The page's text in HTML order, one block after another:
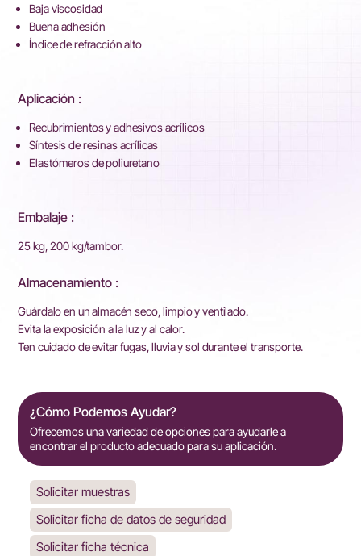
Baja viscosidad
Buena adhesión
Índice de refracción alto
Aplicación :
Recubrimientos y adhesivos acrílicos
Síntesis de resinas acrílicas
Elastómeros de poliuretano
Embalaje :
25 kg, 200 kg/tambor.
Almacenamiento :
Guárdalo en un almacén seco, limpio y ventilado.
Evita la exposición a la luz y al calor.
Ten cuidado de evitar fugas, lluvia y sol durante el transporte.
¿Cómo Podemos Ayudar?
Ofrecemos una variedad de opciones para ayudarle a
encontrar el producto adecuado para su aplicación.
Solicitar muestras
Solicitar ficha de datos de seguridad
Solicitar ficha técnica